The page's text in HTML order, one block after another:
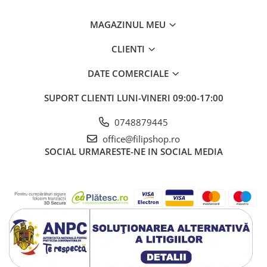
Se potriveste numai cu modele cu paleta
MAGAZINUL MEU
CLIENTI
DATE COMERCIALE
SUPORT CLIENTI LUNI-VINERI 09:00-17:00
0748879445
office@filipshop.ro
SOCIAL URMARESTE-NE IN SOCIAL MEDIA